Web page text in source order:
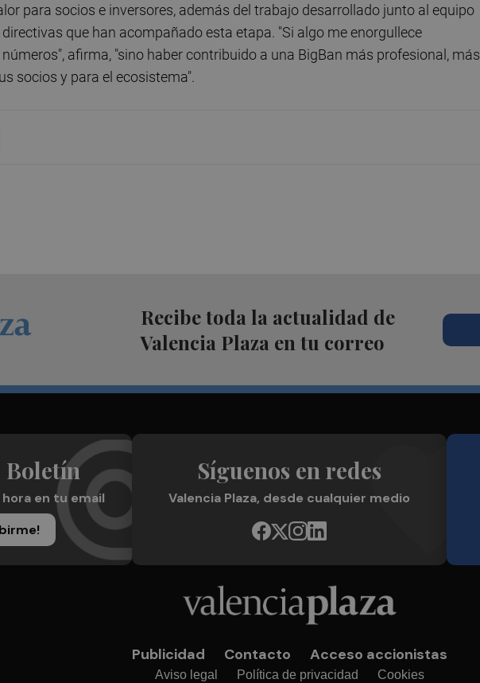
para socios e inversores, además del trabajo desarrollado junto al equipo
que han acompañado esta etapa. "Si algo me enorgullece
afirma, "sino haber contribuido a una BigBan más profesional, más
socios y para el ecosistema".
Recibe toda la actualidad de
Valencia Plaza en tu correo
Boletín
en tu email
Síguenos en redes
Valencia Plaza, desde cualquier medio
Publicidad Contacto Acceso accionistas
Aviso legal Política de privacidad Cookies